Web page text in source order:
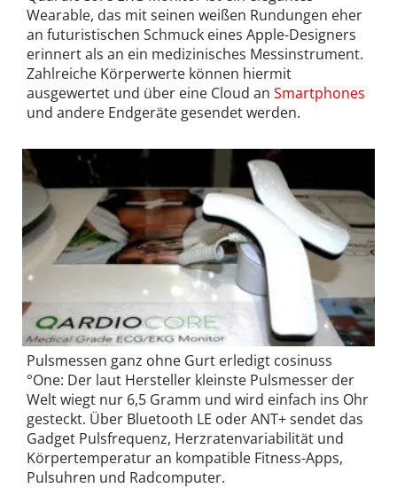
Wearable, das mit seinen weißen Rundungen eher
an futuristischen Schmuck eines Apple-Designers
erinnert als an ein medizinisches Messinstrument.
Zahlreiche Körperwerte können hiermit
ausgewertet und über eine Cloud an Smartphones
und andere Endgeräte gesendet werden.
Pulsmessen ganz ohne Gurt erledigt cosinuss
°One: Der laut Hersteller kleinste Pulsmesser der
Welt wiegt nur 6,5 Gramm und wird einfach ins Ohr
gesteckt. Über Bluetooth LE oder ANT+ sendet das
Gadget Pulsfrequenz, Herzratenvariabilität und
Körpertemperatur an kompatible Fitness-Apps,
Pulsuhren und Radcomputer.